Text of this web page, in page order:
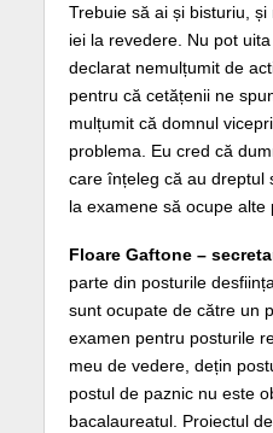
Trebuie să ai și bisturiu,
iei la revedere. Nu pot
declarat nemulțumit de
pentru că cetățenii ne
mulțumit că domnul
problema. Eu cred că
care înțeleg că au dreptul
la examene să ocupe alte
Floare Gaftone –
parte din posturile
sunt ocupate de către un
examen pentru posturile
meu de vedere, dețin
postul de paznic nu este
bacalaureatul. Proiectul